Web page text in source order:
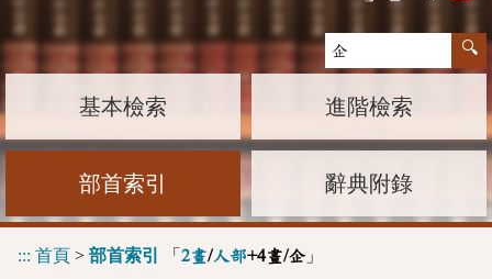
基本檢索 進階檢索
部首索引 辭典附錄
::: 首頁 > 部首索引 「 2畫/人部+4畫/企 」